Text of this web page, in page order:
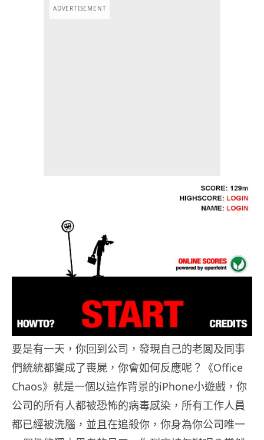
ADVERTISEMENT
要是有一天，你回到公司，發現自己的老闆及同事
們統統都變成了喪屍，你會如何反應呢？《Office
Chaos》就是一個以這作背景的iPhone小遊戲，你
公司的所有人都被恐怖的病毒感染，所有工作人員
都已經被洗腦，並且在追殺你，你身為你公司唯一